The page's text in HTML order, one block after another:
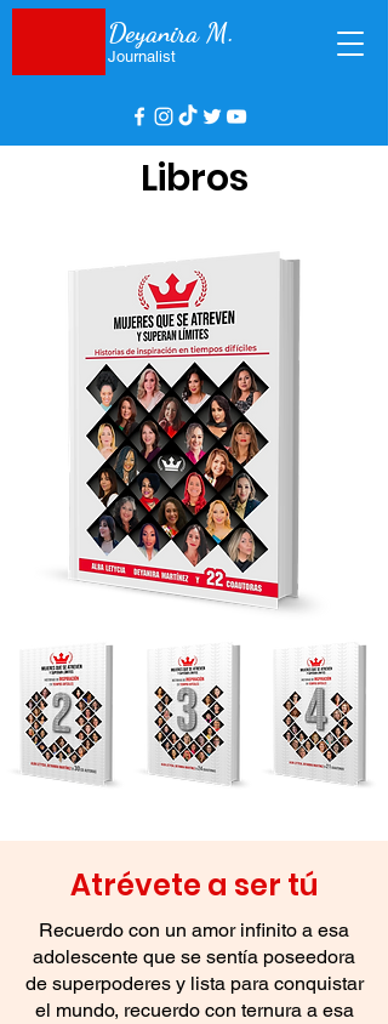
Deyanira M.
Journalist
Libros
Atrévete a ser tú
Recuerdo con un amor infinito a esa
adolescente que se sentía poseedora
de superpoderes y lista para conquistar
el mundo, recuerdo con ternura a esa